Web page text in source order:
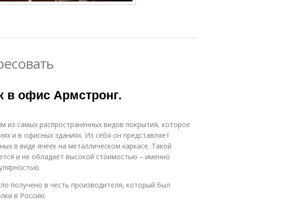
в офис Армстронг.
из самых распространенных видов покрытия, которое
и в офисных зданиях. Из себя он представляет
в виде ячеек на металлическом каркасе. Такой
и не обладает высокой стоимостью – именно
получено в честь производителя, который был
в Россию.